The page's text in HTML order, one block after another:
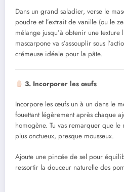
Dans un grand saladier, verse le
poudre et l’extrait de vanille (ou le
mélange jusqu’à obtenir une texture
mascarpone va s’assouplir sous
crémeuse idéale pour la pâte.
3. Incorporer les œufs
Incorpore les œufs un à un dans le
fouettant légèrement après chaque
homogène. Tu vas remarquer que
plus onctueux, presque mousseux.
Ajoute une pincée de sel pour
ressortir la douceur naturelle des